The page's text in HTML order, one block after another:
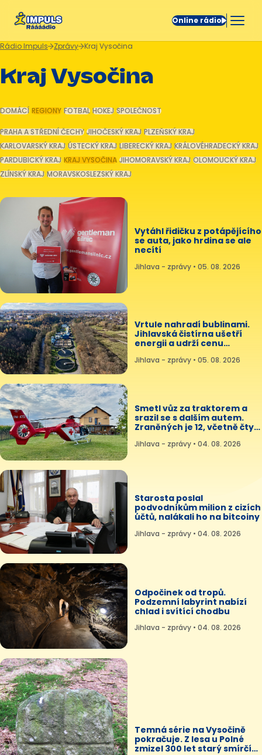
Online rádio
Rádio Impuls Zprávy Kraj Vysočina
Kraj Vysočina
DOMÁCÍ REGIONY FOTBAL HOKEJ SPOLEČNOST
PRAHA A STŘEDNÍ ČECHY JIHOČESKÝ KRAJ PLZEŇSKÝ KRAJ
KARLOVARSKÝ KRAJ ÚSTECKÝ KRAJ LIBERECKÝ KRAJ KRÁLOVÉHRADECKÝ KRAJ
PARDUBICKÝ KRAJ KRAJ VYSOČINA JIHOMORAVSKÝ KRAJ OLOMOUCKÝ KRAJ
ZLÍNSKÝ KRAJ MORAVSKOSLEZSKÝ KRAJ
Vytáhl řidičku z potápějícího
se auta, jako hrdina se ale
necítí
Jihlava - zprávy • 05. 08. 2026
Vrtule nahradí bublinami.
Jihlavská čistírna ušetří
energii a udrží cenu
Jihlava - zprávy • 05. 08. 2026
Smetl vůz za traktorem a
srazil se s dalším autem.
Zraněných je 12, včetně čtyř
Jihlava - zprávy • 04. 08. 2026
Starosta poslal
podvodníkům milion z cizích
účtů, nalákali ho na bitcoiny
Jihlava - zprávy • 04. 08. 2026
Odpočinek od tropů.
Podzemní labyrint nabízí
chlad i svítící chodbu
Jihlava - zprávy • 04. 08. 2026
Temná série na Vysočině
pokračuje. Z lesa u Polné
zmizel 300 let starý smírčí